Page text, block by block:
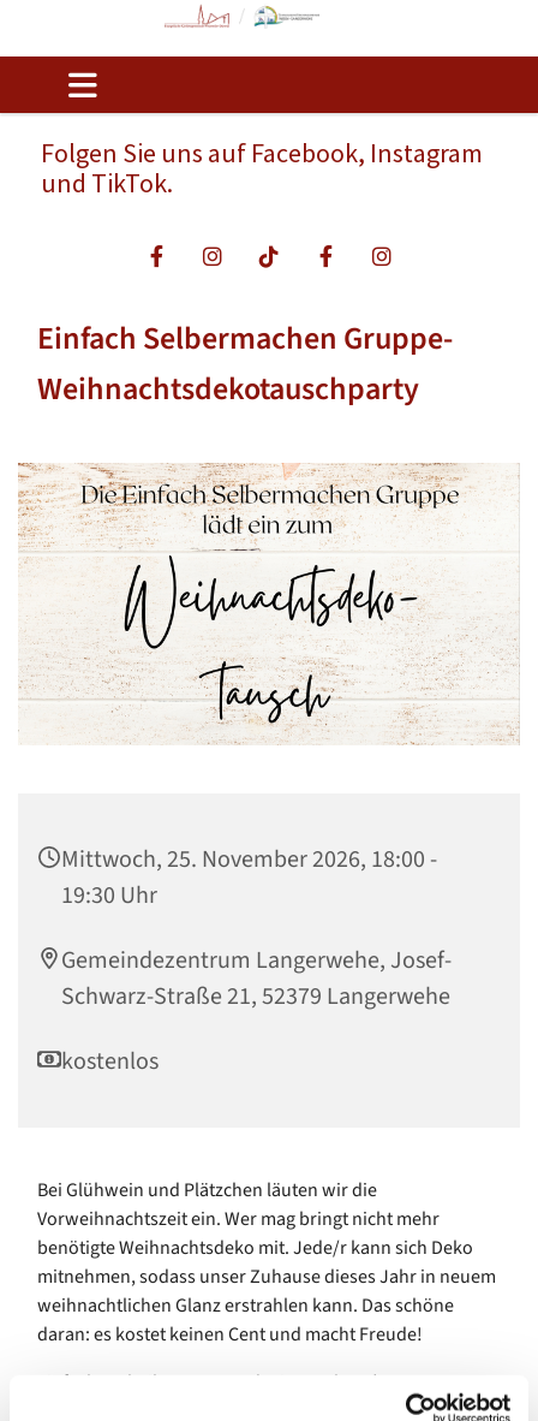
Folgen Sie uns auf Facebook, Instagram
und TikTok.
Einfach Selbermachen Gruppe-
Weihnachtsdekotauschparty
Mittwoch, 25. November 2026, 18:00 -
19:30 Uhr
Gemeindezentrum Langerwehe, Josef-
Schwarz-Straße 21, 52379 Langerwehe
kostenlos
Bei Glühwein und Plätzchen läuten wir die
Vorweihnachtszeit ein. Wer mag bringt nicht mehr
benötigte Weihnachtsdeko mit. Jede/r kann sich Deko
mitnehmen, sodass unser Zuhause dieses Jahr in neuem
weihnachtlichen Glanz erstrahlen kann. Das schöne
daran: es kostet keinen Cent und macht Freude!
Einfach vorbeikommen und mittauschen :)